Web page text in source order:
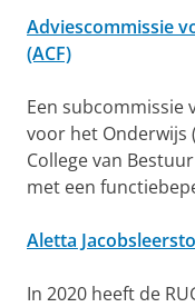
Adviescommissie
(ACF)
Een subcommissie
voor het Onderwijs
College van
met een
Aletta
In 2020 heeft de